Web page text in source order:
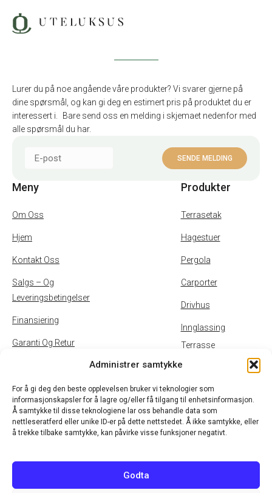
Administrer samtykke
For å gi deg den beste opplevelsen bruker vi teknologier som
informasjonskapsler for å lagre og/eller få tilgang til enhetsinformasjon.
Å samtykke til disse teknologiene lar oss behandle data som
nettleseratferd eller unike ID-er på dette nettstedet. Å ikke samtykke, eller
å trekke tilbake samtykke, kan påvirke visse funksjoner negativt.
Godta
Lurer du på noe angående våre produkter? Vi svarer gjerne på
dine spørsmål, og kan gi deg en estimert pris på produktet du er
interessert i. Bare send oss en melding i skjemaet nedenfor med
alle spørsmål du har.
Meny
Om Oss
Hjem
Kontakt Oss
Salgs – Og
Leveringsbetingelser
Finansiering
Garanti Og Retur
Personvernpolicy Og
Cookies
B2B
Produkter
Terrasetak
Hagestuer
Pergola
Carporter
Drivhus
Innglassing
Terrasse
Uteservering